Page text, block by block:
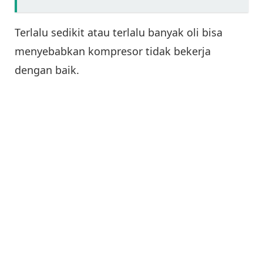
Terlalu sedikit atau terlalu banyak oli bisa
menyebabkan kompresor tidak bekerja
dengan baik.